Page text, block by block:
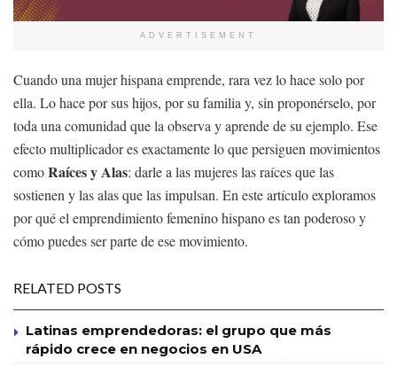
ADVERTISEMENT
Cuando una mujer hispana emprende, rara vez lo hace solo por
ella. Lo hace por sus hijos, por su familia y, sin proponérselo, por
toda una comunidad que la observa y aprende de su ejemplo. Ese
efecto multiplicador es exactamente lo que persiguen movimientos
comoRaíces y Alas: darle a las mujeres las raíces que las
sostienen y las alas que las impulsan. En este artículo exploramos
por qué el emprendimiento femenino hispano es tan poderoso y
cómo puedes ser parte de ese movimiento.
RELATED POSTS
Latinas emprendedoras: el grupo que más
rápido crece en negocios en USA